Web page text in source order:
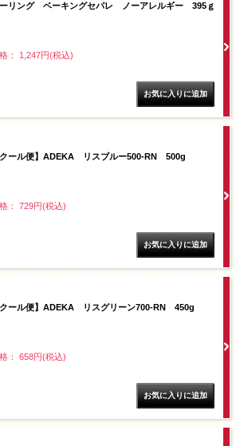
ーリング ベーキングセパレ ノーアレルギー 395ｇ
： 1,247円(税込)
クール便】ADEKA リスブルー500-RN 500g
： 729円(税込)
クール便】ADEKA リスグリーン700-RN 450g
： 658円(税込)